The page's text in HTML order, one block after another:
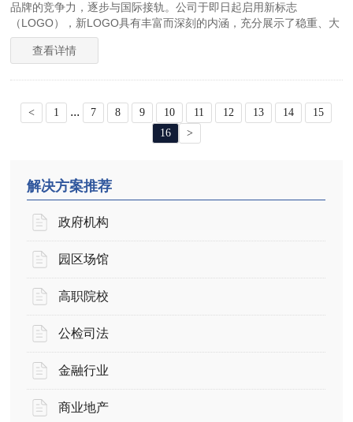
品牌的竞争力，逐步与国际接轨。公司于即日起启用新标志
（LOGO），新LOGO具有丰富而深刻的内涵，充分展示了稳重、大
气以及包容的企业文化。
查看详情
< 1 ... 7 8 9 10 11 12 13 14
15
16
>
解决方案推荐
政府机构
园区场馆
高职院校
公检司法
金融行业
商业地产